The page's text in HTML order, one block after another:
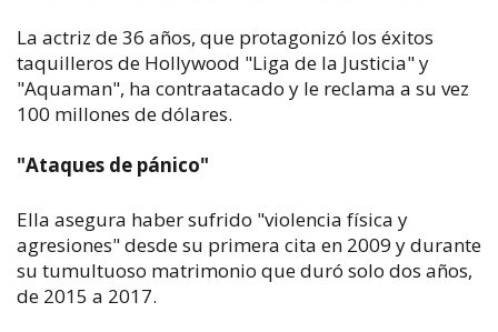
La actriz de 36 años, que protagonizó los éxitos
taquilleros de Hollywood "Liga de la Justicia" y
"Aquaman", ha contraatacado y le reclama a su vez
100 millones de dólares.
"Ataques de pánico"
Ella asegura haber sufrido "violencia física y
agresiones" desde su primera cita en 2009 y durante
su tumultuoso matrimonio que duró solo dos años,
de 2015 a 2017.